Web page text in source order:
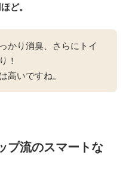
ど。
かり消臭、さらにトイ
！
高いですね。
プ流のスマートな